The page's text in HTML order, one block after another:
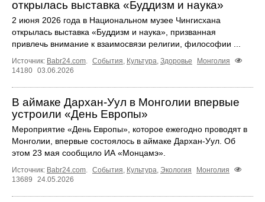
открылась выставка «Буддизм и наука»
2 июня 2026 года в Национальном музее Чингисхана
открылась выставка «Буддизм и наука», призванная
привлечь внимание к взаимосвязи религии, философии ...
Источник: Babr24.com События Культура Здоровье
Монголия
14180 03.06.2026
В аймаке Дархан-Уул в Монголии впервые
устроили «День Европы»
Мероприятие «День Европы», которое ежегодно проводят в
Монголии, впервые состоялось в аймаке Дархан-Уул. Об
этом 23 мая сообщило ИА «Монцамэ».
Источник: Babr24.com. События, Культура, Экология
Монголия
13689
24.05.2026